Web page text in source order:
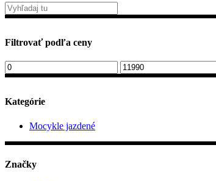
Filtrovať podľa ceny
Minimálna
cena
Maximálna
cena
Kategórie
Mocykle jazdené
Značky